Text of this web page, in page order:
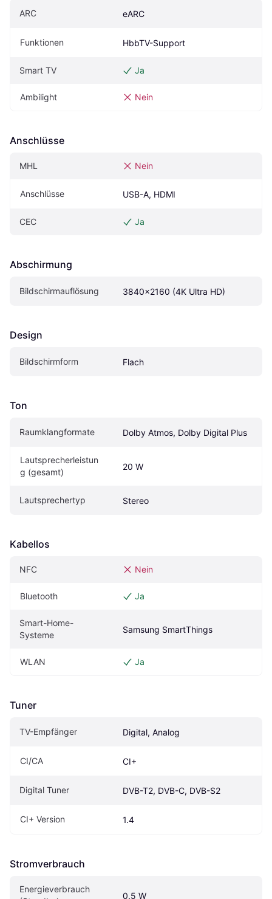
ARC eARC
Funktionen HbbTV-Support
Smart TV Ja
Ambilight Nein
Anschlüsse
MHL Nein
Anschlüsse USB-A, HDMI
CEC Ja
Abschirmung
Bildschirmauflösung 3840x2160 (4K Ultra HD)
Design
Bildschirmform Flach
Ton
Raumklangformate Dolby Atmos, Dolby Digital Plus
Lautsprecherleistun
g (gesamt)
20 W
Lautsprechertyp Stereo
Kabellos
NFC Nein
Bluetooth Ja
Smart-Home-
Systeme
Samsung SmartThings
WLAN Ja
Tuner
TV-Empfänger Digital, Analog
CI/CA CI+
Digital Tuner DVB-T2, DVB-C, DVB-S2
CI+ Version 1.4
Stromverbrauch
Energieverbrauch
0.5 W